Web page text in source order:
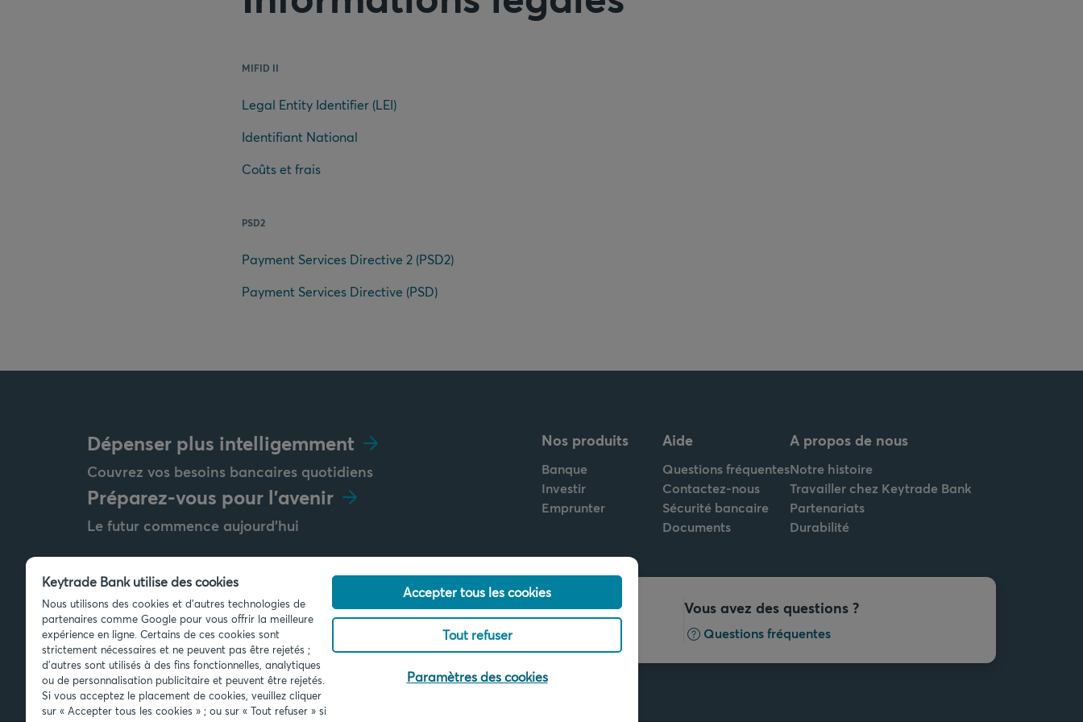
MIFID II
Legal Entity Identifier (LEI)
Identifiant National
Coûts et frais
PSD2
Payment Services Directive 2 (PSD2)
Payment Services Directive (PSD)
Dépenser plus intelligemment
Couvrez vos besoins bancaires quotidiens
Préparez-vous pour l'avenir
Le futur commence aujourd'hui
Nos produits
Banque
Investir
Emprunter
Aide
Questions fréquentes
Contactez-nous
Sécurité bancaire
Documents
A propos de nous
Notre histoire
Travailler chez Keytrade Bank
Partenariats
Durabilité
Envoyez-nous un message
info@keytradebank.com
Appelez-nous
+32 2 679 90 00
Vous avez des questions ?
Questions fréquentes
Keytrade Bank utilise des cookies
Nous utilisons des cookies et d'autres technologies de
partenaires comme Google pour vous offrir la meilleure
expérience en ligne. Certains de ces cookies sont
strictement nécessaires et ne peuvent pas être rejetés ;
d'autres sont utilisés à des fins fonctionnelles, analytiques
ou de personnalisation publicitaire et peuvent être rejetés.
Si vous acceptez le placement de cookies, veuillez cliquer
sur « Accepter tous les cookies » ; ou sur « Tout refuser » si
Accepter tous les cookies
Tout refuser
Paramètres des cookies